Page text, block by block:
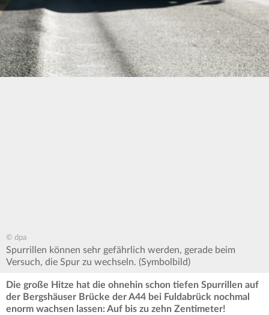
© dpa
Spurrillen können sehr gefährlich werden, gerade beim
Versuch, die Spur zu wechseln. (Symbolbild)
Die große Hitze hat die ohnehin schon tiefen Spurrillen auf
der Bergshäuser Brücke der A44 bei Fuldabrück nochmal
enorm wachsen lassen: Auf bis zu zehn Zentimeter!